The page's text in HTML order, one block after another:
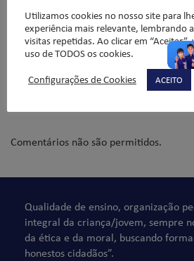
Vera S. de Oliveira – Coordenadora
Comentários não são permitidos.
Qualidade de ensino, organização
integral da criança/jovem, sempre
da ética e da moral, buscando
honestos cidadãos”.
Utilizamos cookies no nosso site para
experiência mais relevante, lembrando
visitas repetidas. Ao clicar em
uso de TODOS os cookies.
Configurações de Cookies
ACEITO